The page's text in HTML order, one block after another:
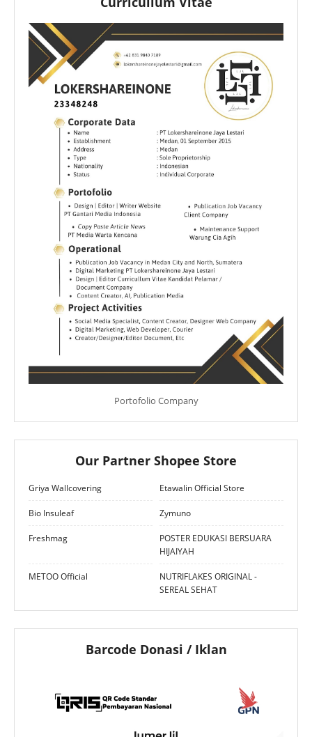
Portofolio Company
Our Partner Shopee Store
Griya Wallcovering Etawalin Official Store
Bio Insuleaf Zymuno
Freshmag
POSTER EDUKASI BERSUARA
HIJAIYAH
METOO Official
NUTRIFLAKES ORIGINAL -
SEREAL SEHAT
Barcode Donasi / Iklan